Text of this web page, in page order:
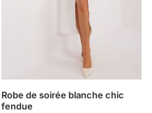
Robe de soirée blanche chic
fendue